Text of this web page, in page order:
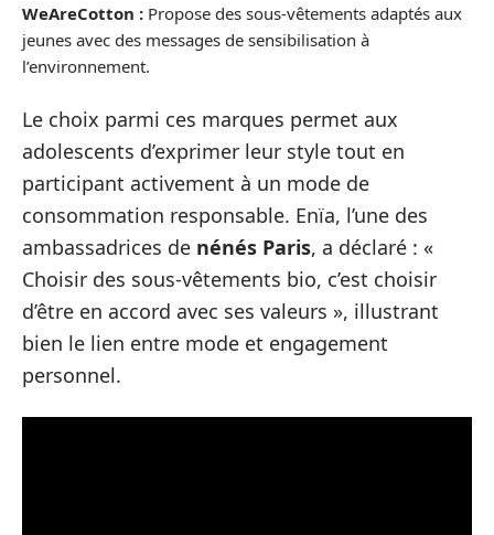
WeAreCotton : Propose des sous-vêtements adaptés aux
jeunes avec des messages de sensibilisation à
l’environnement.
Le choix parmi ces marques permet aux
adolescents d’exprimer leur style tout en
participant activement à un mode de
consommation responsable. Enïa, l’une des
ambassadrices de nénés Paris, a déclaré : «
Choisir des sous-vêtements bio, c’est choisir
d’être en accord avec ses valeurs », illustrant
bien le lien entre mode et engagement
personnel.